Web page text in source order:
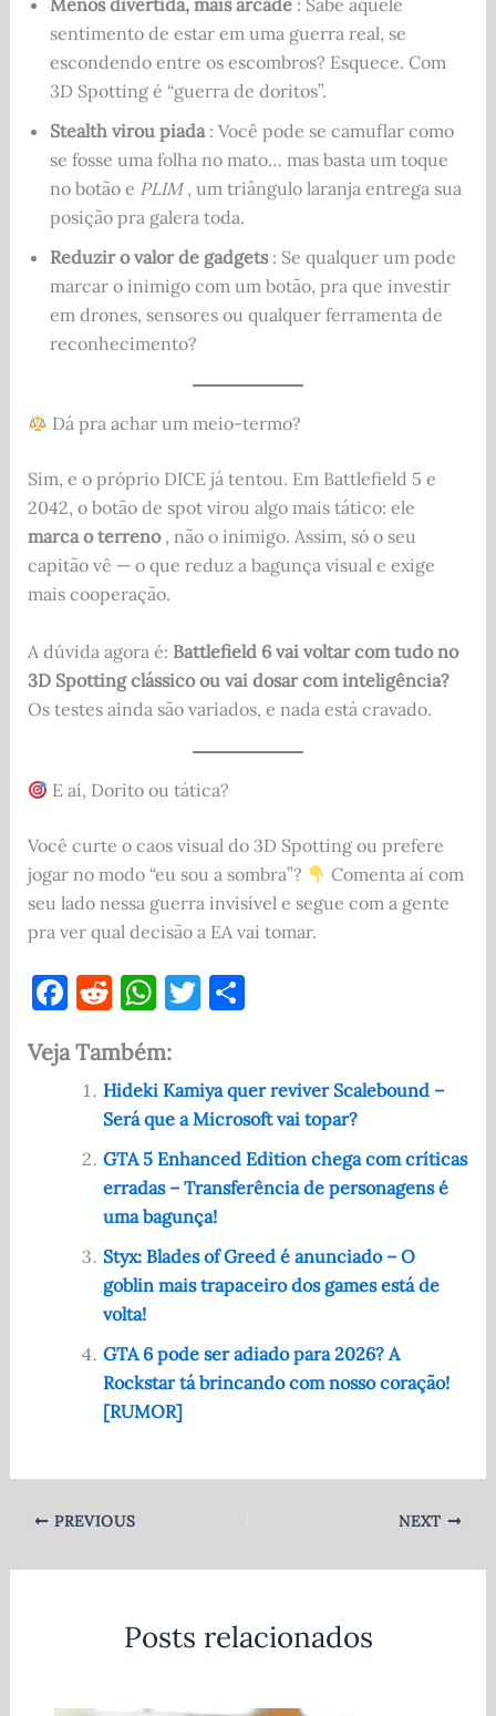
Menos divertida, mais arcade: Sabe aquele
sentimento de estar em uma guerra real, se
escondendo entre os escombros? Esquece. Com
3D Spotting é “guerra de doritos”.
Stealth virou piada: Você pode se camuflar como
se fosse uma folha no mato… mas basta um toque
no botão e PLIM, um triângulo laranja entrega sua
posição pra galera toda.
Reduzir o valor de gadgets: Se qualquer um pode
marcar o inimigo com um botão, pra que investir
em drones, sensores ou qualquer ferramenta de
reconhecimento?
Dá pra achar um meio-termo?
Sim, e o próprio DICE já tentou. Em Battlefield 5 e
2042, o botão de spot virou algo mais tático: ele
marca o terreno, não o inimigo. Assim, só o seu
capitão vê — o que reduz a bagunça visual e exige
mais cooperação.
A dúvida agora é: Battlefield 6 vai voltar com tudo no
3D Spotting clássico ou vai dosar com inteligência?
Os testes ainda são variados, e nada está cravado.
E aí, Dorito ou tática?
Você curte o caos visual do 3D Spotting ou prefere
jogar no modo “eu sou a sombra”?
Comenta aí com
seu lado nessa guerra invisível e segue com a gente
pra ver qual decisão a EA vai tomar.
F
c
e
o
k
R
d
di
t
W
at
s
A
p
p
T
te
r
S
e
Veja Também:
Hideki Kamiya quer reviver Scalebound –
Será que a Microsoft vai topar?
GTA 5 Enhanced Edition chega com críticas
erradas – Transferência de personagens é
uma bagunça!
Styx: Blades of Greed é anunciado – O
goblin mais trapaceiro dos games está de
volta!
GTA 6 pode ser adiado para 2026? A
Rockstar tá brincando com nosso coração!
[RUMOR]
PREVIOUS NEXT
Posts relacionados